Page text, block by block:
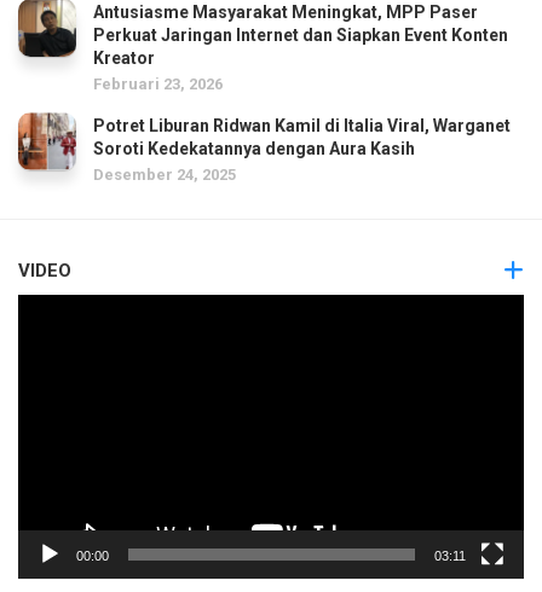
Antusiasme Masyarakat Meningkat, MPP Paser
Perkuat Jaringan Internet dan Siapkan Event Konten
Kreator
Februari 23, 2026
Potret Liburan Ridwan Kamil di Italia Viral, Warganet
Soroti Kedekatannya dengan Aura Kasih
Desember 24, 2025
VIDEO
00:00 03:11